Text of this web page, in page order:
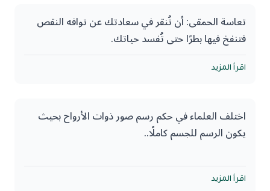
تعاسة الحمقى: أن تُنقر في سعادتك عن توافه النقص
فتنفخ فيها بطرًا حتى تُفسد حياتك.
اقرأ المزيد
اختلف العلماء في حكم رسم صور ذوات الأرواح بحيث
يكون الرسم للجسم كاملًا..
التي هي رأس بلا جسد مثل البورتريه، وكذلك التماثيل
اقرأ المزيد